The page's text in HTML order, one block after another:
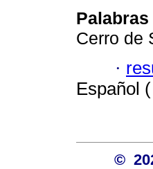
Cerro de
·
Español (
©